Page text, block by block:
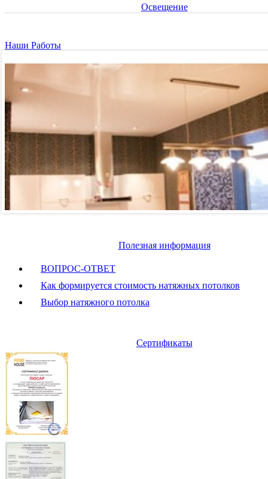
Освещение
Наши Работы
Полезная информация
ВОПРОС-ОТВЕТ
Как формируется стоимость натяжных потолков
Выбор натяжного потолка
Сертификаты